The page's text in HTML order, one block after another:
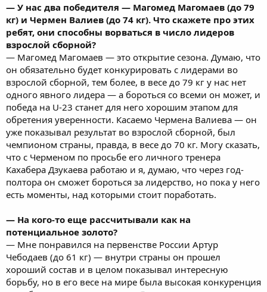
— У нас два победителя — Магомед Магомаев (до 79
кг) и Чермен Валиев (до 74 кг). Что скажете про этих
ребят, они способны ворваться в число лидеров
взрослой сборной?
— Магомед Магомаев — это открытие сезона. Думаю, что
он обязательно будет конкурировать с лидерами во
взрослой сборной, тем более, в весе до 79 кг у нас нет
одного явного лидера — а бороться со всеми он может, и
победа на U-23 станет для него хорошим этапом для
обретения уверенности. Касаемо Чермена Валиева — он
уже показывал результат во взрослой сборной, был
чемпионом страны, правда, в весе до 70 кг. Могу сказать,
что с Черменом по просьбе его личного тренера
Кахабера Дзукаева работаю и я, думаю, что через год-
полтора он сможет бороться за лидерство, но пока у него
есть моменты, над которыми стоит поработать.
— На кого-то еще рассчитывали как на
потенциальное золото?
— Мне понравился на первенстве России Артур
Чебодаев (до 61 кг) — внутри страны он прошел
хороший состав и в целом показывал интересную
борьбу, но в его весе на мире была высокая конкуренция